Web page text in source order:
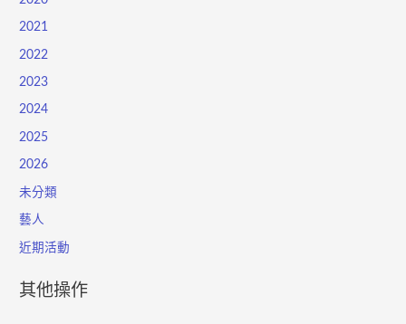
2021
2022
2023
2024
2025
2026
未分類
藝人
近期活動
其他操作